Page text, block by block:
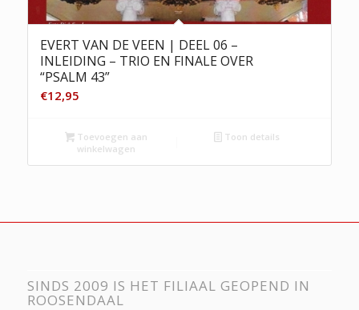
EVERT VAN DE VEEN | DEEL 06 –
INLEIDING – TRIO EN FINALE OVER
“PSALM 43”
€12,95
Toevoegen aan
winkelwagen
Toon details
SINDS 2009 IS HET FILIAAL GEOPEND IN
ROOSENDAAL